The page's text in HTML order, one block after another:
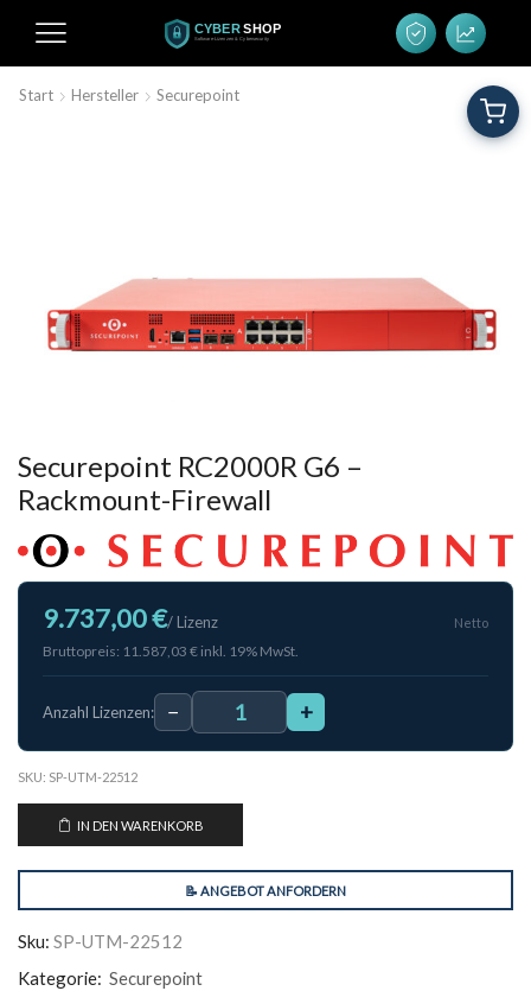
Start Hersteller Securepoint
Securepoint RC2000R G6 –
Rackmount-Firewall
9.737,00 €/ Lizenz Netto
Bruttopreis: 11.587,03 € inkl. 19% MwSt.
Anzahl Lizenzen: − +
SKU: SP-UTM-22512
IN DEN WARENKORB
📝 ANGEBOT ANFORDERN
Sku: SP-UTM-22512
Kategorie: Securepoint